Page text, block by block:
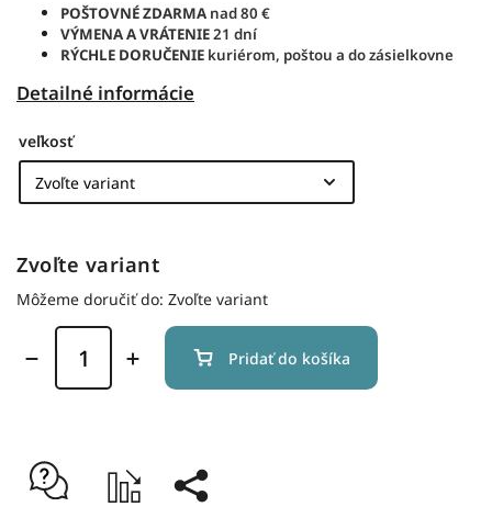
POŠTOVNÉ ZDARMA nad 80 €
VÝMENA A VRÁTENIE21 dní
RÝCHLE DORUČENIE kuriérom, poštou a do zásielkovne
Detailné informácie
veľkosť
Zvoľte variant
Môžeme doručiť do: Zvoľte variant
Pridať do košíka